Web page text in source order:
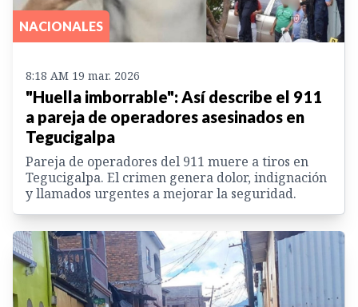
NACIONALES
8:18 AM 19 mar. 2026
"Huella imborrable": Así describe el 911
a pareja de operadores asesinados en
Tegucigalpa
Pareja de operadores del 911 muere a tiros en
Tegucigalpa. El crimen genera dolor, indignación
y llamados urgentes a mejorar la seguridad.